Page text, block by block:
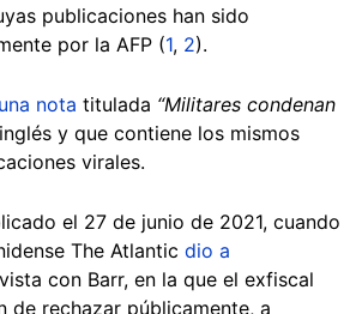
publicaciones han sido
por la AFP (1, 2).
una nota titulada “Militares condenan
y que contiene los mismos
virales.
el 27 de junio de 2021, cuando
The Atlantic dio a
con Barr, en la que el exfiscal
de rechazar públicamente, a